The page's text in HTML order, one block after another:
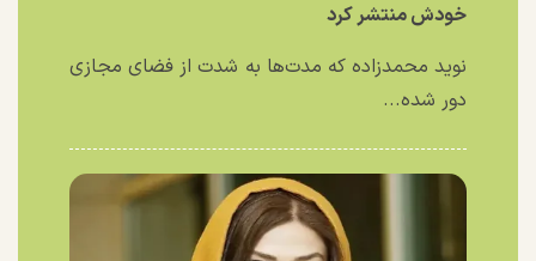
خودش منتشر کرد
نوید محمدزاده که مدت‌ها به شدت از فضای مجازی
دور شده...